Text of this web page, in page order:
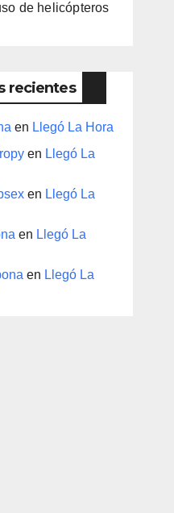
de helicópteros
recientes
en Llegó La Hora
en Llegó La
en Llegó La
en Llegó La
en Llegó La